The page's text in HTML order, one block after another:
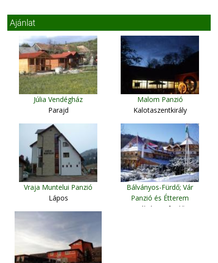
Ajánlat
Júlia Vendégház
Parajd
Malom Panzió
Kalotaszentkirály
Vraja Muntelui Panzió
Lápos
Bálványos-Fürdő; Vár
Panzió és Étterem
Bálványosfürdő